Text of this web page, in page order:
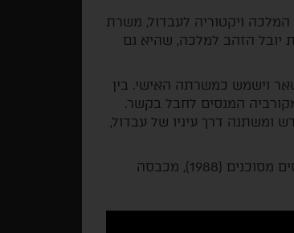
המלכה ויקטוריה לעבדול, משרת
יובל הזהב למלכה, שהיא גם
וישמש כמשרתה האישי. בין
המנסים לחבל בקשר.
ומשתנה דרך עיניו של עבדול,
פילמוגרפיה: פילומנה (2013), המלכה (2006), הנוכלים (1990), יחסים מסוכנים (1988), מכבסה